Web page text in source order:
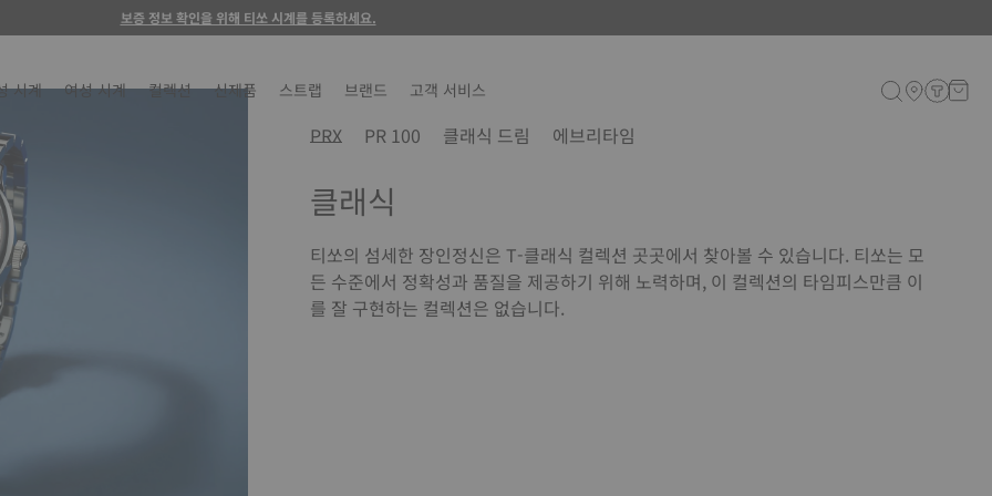
보증 정보 확인을 위해 티쏘 시계를 등록하세요.
시계 여성 시계 컬렉션 신제품 스트랩 브랜드 고객 서비스
PRX PR 100 클래식 드림 에브리타임
클래식
티쏘의 섬세한 장인정신은 T-클래식 컬렉션 곳곳에서 찾아볼 수 있습니다. 티쏘는 모
든 수준에서 정확성과 품질을 제공하기 위해 노력하며, 이 컬렉션의 타임피스만큼 이
를 잘 구현하는 컬렉션은 없습니다.